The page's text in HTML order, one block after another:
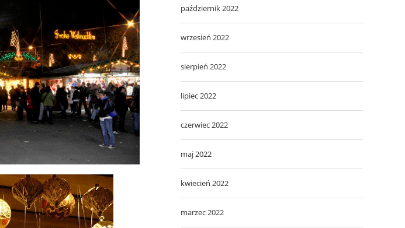
październik 2022
wrzesień 2022
sierpień 2022
lipiec 2022
czerwiec 2022
maj 2022
kwiecień 2022
marzec 2022